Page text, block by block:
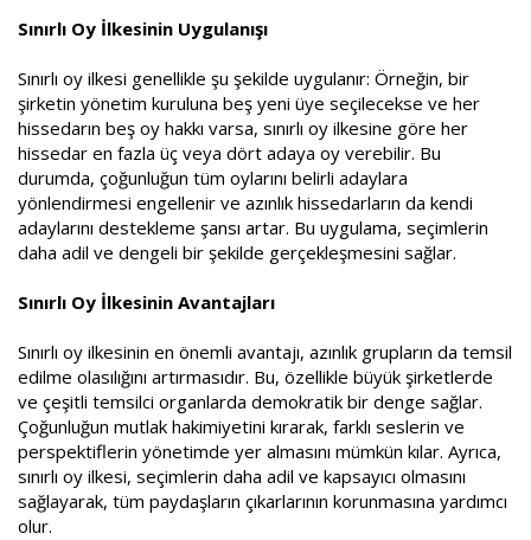
Sınırlı Oy İlkesinin Uygulanışı
Sınırlı oy ilkesi genellikle şu şekilde uygulanır: Örneğin, bir
şirketin yönetim kuruluna beş yeni üye seçilecekse ve her
hissedarın beş oy hakkı varsa, sınırlı oy ilkesine göre her
hissedar en fazla üç veya dört adaya oy verebilir. Bu
durumda, çoğunluğun tüm oylarını belirli adaylara
yönlendirmesi engellenir ve azınlık hissedarların da kendi
adaylarını destekleme şansı artar. Bu uygulama, seçimlerin
daha adil ve dengeli bir şekilde gerçekleşmesini sağlar.
Sınırlı Oy İlkesinin Avantajları
Sınırlı oy ilkesinin en önemli avantajı, azınlık grupların da temsil
edilme olasılığını artırmasıdır. Bu, özellikle büyük şirketlerde
ve çeşitli temsilci organlarda demokratik bir denge sağlar.
Çoğunluğun mutlak hakimiyetini kırarak, farklı seslerin ve
perspektiflerin yönetimde yer almasını mümkün kılar. Ayrıca,
sınırlı oy ilkesi, seçimlerin daha adil ve kapsayıcı olmasını
sağlayarak, tüm paydaşların çıkarlarının korunmasına yardımcı
olur.